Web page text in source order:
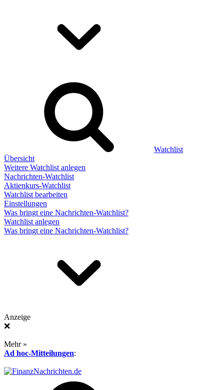
Watchlist
Übersicht
Weitere Watchlist anlegen
Nachrichten-Watchlist
Aktienkurs-Watchlist
Watchlist bearbeiten
Einstellungen
Was bringt eine Nachrichten-Watchlist?
Watchlist anlegen
Was bringt eine Nachrichten-Watchlist?
Anzeige
❌
Mehr »
Ad hoc-Mitteilungen: